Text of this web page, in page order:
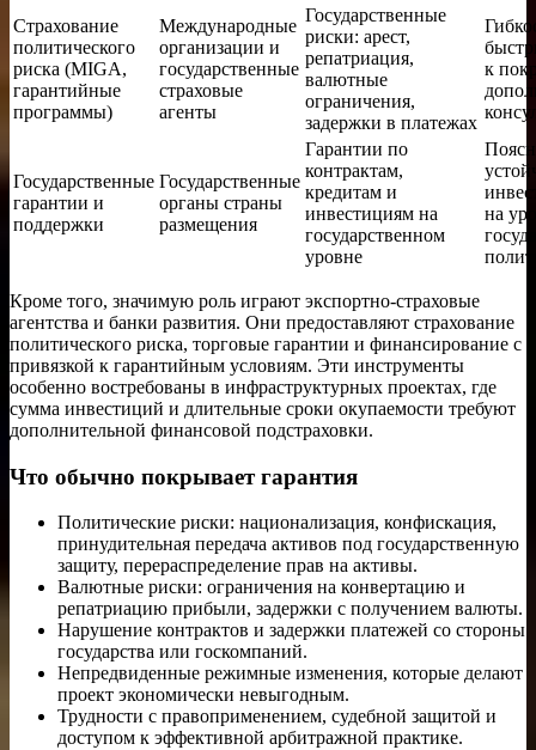
Страхование
политического
риска (MIGA,
гарантийные
программы)
Международные
организации и
государственные
страховые
агенты
Государственные
риски: арест,
репатриация,
валютные
ограничения,
задержки в платежах
к
Государственные
гарантии и
поддержки
Государственные
органы страны
размещения
Гарантии по
контрактам,
кредитам и
инвестициям на
государственном
уровне
на
Кроме того, значимую роль играют экспортно-страховые
агентства и банки развития. Они предоставляют страхование
политического риска, торговые гарантии и финансирование с
привязкой к гарантийным условиям. Эти инструменты
особенно востребованы в инфраструктурных проектах, где
сумма инвестиций и длительные сроки окупаемости требуют
дополнительной финансовой подстраховки.
Что обычно покрывает гарантия
Политические риски: национализация, конфискация,
принудительная передача активов под государственную
защиту, перераспределение прав на активы.
Валютные риски: ограничения на конвертацию и
репатриацию прибыли, задержки с получением валюты.
Нарушение контрактов и задержки платежей со стороны
государства или госкомпаний.
Непредвиденные режимные изменения, которые делают
проект экономически невыгодным.
Трудности с правоприменением, судебной защитой и
доступом к эффективной арбитражной практике.